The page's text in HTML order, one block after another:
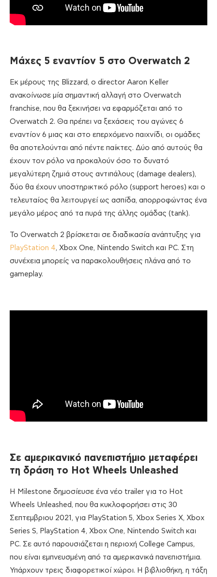
Μάχες 5 εναντίον 5 στο Overwatch 2
Εκ μέρους της Blizzard, ο director Aaron Keller
ανακοίνωσε μία σημαντική αλλαγή στο Overwatch
franchise, που θα ξεκινήσει να εφαρμόζεται από το
Overwatch 2. Θα πρέπει να ξεχάσεις του αγώνες 6
εναντίον 6 μιας και στο επερχόμενο παιχνίδι, οι ομάδες
θα αποτελούνται από πέντε παίκτες. Δύο από αυτούς θα
έχουν τον ρόλο να προκαλούν όσο το δυνατό
μεγαλύτερη ζημιά στους αντιπάλους (damage dealers),
δύο θα έχουν υποστηρικτικό ρόλο (support heroes) και ο
τελευταίος θα λειτουργεί ως ασπίδα, απορροφώντας ένα
μεγάλο μέρος από τα πυρά της άλλης ομάδας (tank).
Το Overwatch 2 βρίσκεται σε διαδικασία ανάπτυξης για
PlayStation 4, Xbox One, Nintendo Switch και PC. Στη
συνέχεια μπορείς να παρακολουθήσεις πλάνα από το
gameplay.
Σε αμερικανικό πανεπιστήμιο μεταφέρει
τη δράση το Hot Wheels Unleashed
Η Milestone δημοσίευσε ένα νέο trailer για το Hot
Wheels Unleashed, που θα κυκλοφορήσει στις 30
Σεπτεμβριου 2021, για PlayStation 5, Xbox Series X, Xbox
Series S, PlayStation 4, Xbox One, Nintendo Switch και
PC. Σε αυτό παρουσιάζεται η περιοχή College Campus,
που είναι εμπνευσμένη από τα αμερικανικά πανεπιστήμια.
Υπάρχουν τρεις διαφορετικοί χώροι. Η βιβλιοθήκη, η τάξη